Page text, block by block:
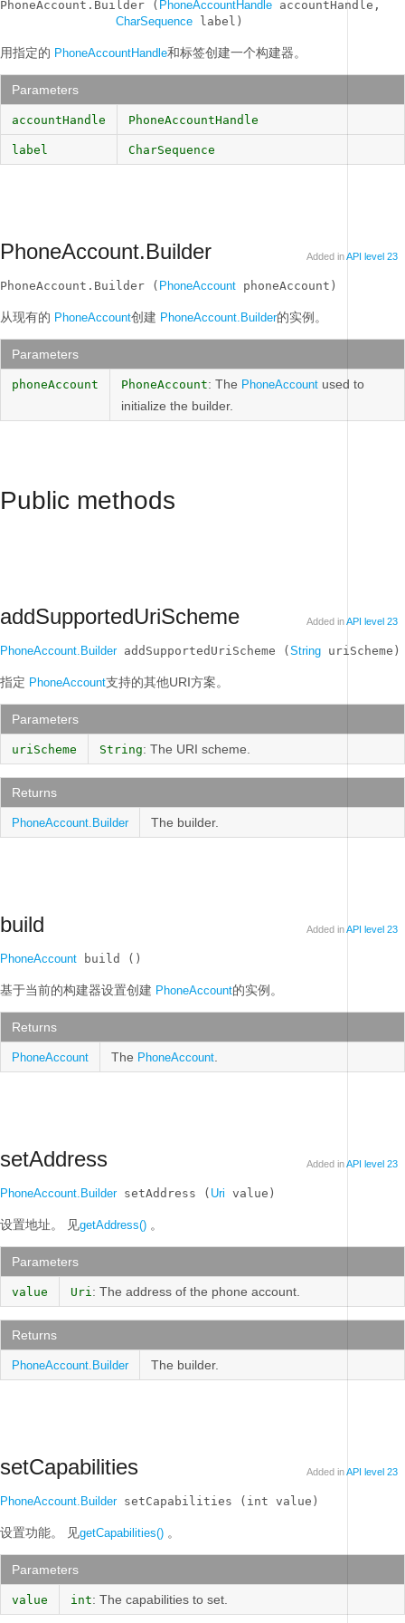
PhoneAccount.Builder ( PhoneAccountHandle accountHandle,
CharSequence label)
用指定的 PhoneAccountHandle和标签创建一个构建器。
Parameters
accountHandle PhoneAccountHandle
label CharSequence
PhoneAccount.Builder Added inAPI level 23
PhoneAccount.Builder ( PhoneAccount phoneAccount)
从现有的 PhoneAccount创建 PhoneAccount.Builder的实例。
Parameters
phoneAccount PhoneAccount: The PhoneAccount used to
initialize the builder.
Public methods
addSupportedUriScheme Added inAPI level 23
PhoneAccount.Builder addSupportedUriScheme ( String uriScheme)
指定 PhoneAccount支持的其他URI方案。
Parameters
uriScheme String: The URI scheme.
Returns
PhoneAccount.Builder The builder.
build Added inAPI level 23
PhoneAccount build ()
基于当前的构建器设置创建 PhoneAccount的实例。
Returns
PhoneAccount The PhoneAccount
setAddress Added inAPI level 23
PhoneAccount.Builder setAddress ( Uri value)
设置地址。 见getAddress() 。
Parameters
value Uri: The address of the phone account.
Returns
PhoneAccount.Builder The builder.
setCapabilities Added inAPI level 23
PhoneAccount.Builder setCapabilities (int value)
设置功能。 见getCapabilities() 。
Parameters
value int: The capabilities to set.